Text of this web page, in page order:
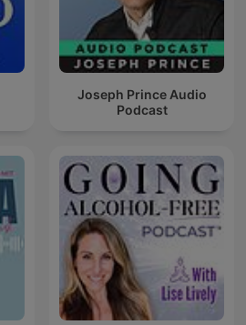
Joseph Prince Audio
Podcast